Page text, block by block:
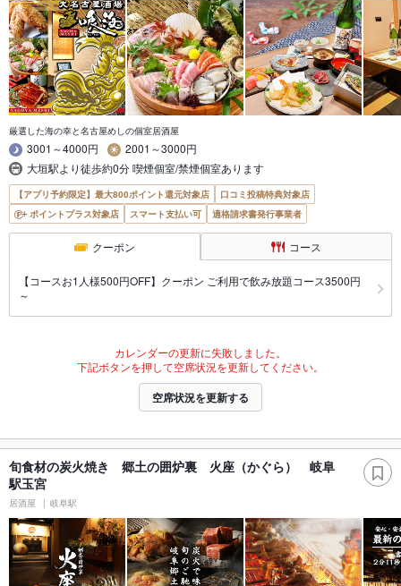
厳選した海の幸と名古屋めしの個室居酒屋
3001～4000円
2001～3000円
大垣駅より徒歩約0分 喫煙個室/禁煙個室あります
【アプリ予約限定】最大800ポイント還元対象店
口コミ投稿特典対象店
ポイントプラス対象店
スマート支払い可 適格請求書発行事業者
クーポン コース
【コースお1人様500円OFF】クーポン ご利用で飲み放題コース3500円
～
カレンダーの更新に失敗しました。
下記ボタンを押して空席状況を更新してください。
空席状況を更新する
旬食材の炭火焼き 郷土の囲炉裏 火座（かぐら） 岐阜
駅玉宮
居酒屋 岐阜駅